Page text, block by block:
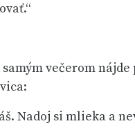
večerom
Nadoj si mlieka a